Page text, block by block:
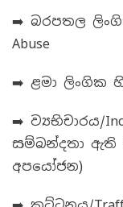
➡️ බරපතල
Abuse
➡️ ළමා ලිංගික
➡️ ව්‍යභිචාරය/
සම්බන්දතා ඇති
අපයෝජන)